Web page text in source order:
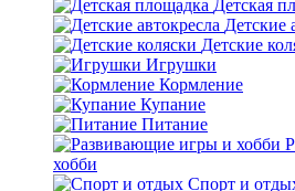
Детская
Детские
Детские
Игрушки
Кормление
Купание
Питание
хобби
Спорт и